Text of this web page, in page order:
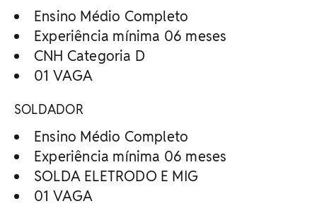
Ensino Médio Completo
Experiência mínima 06 meses
CNH Categoria D
01 VAGA
SOLDADOR
Ensino Médio Completo
Experiência mínima 06 meses
SOLDA ELETRODO E MIG
01 VAGA